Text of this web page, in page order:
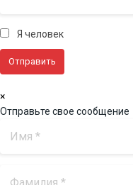
Я человек
×
Отправьте свое сообщение